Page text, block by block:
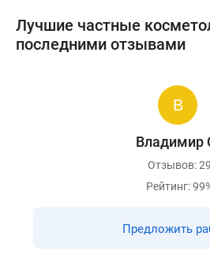
Лучшие частные
последними отзывами
Владимир
Отзывов: 29
Рейтинг:
Предложить